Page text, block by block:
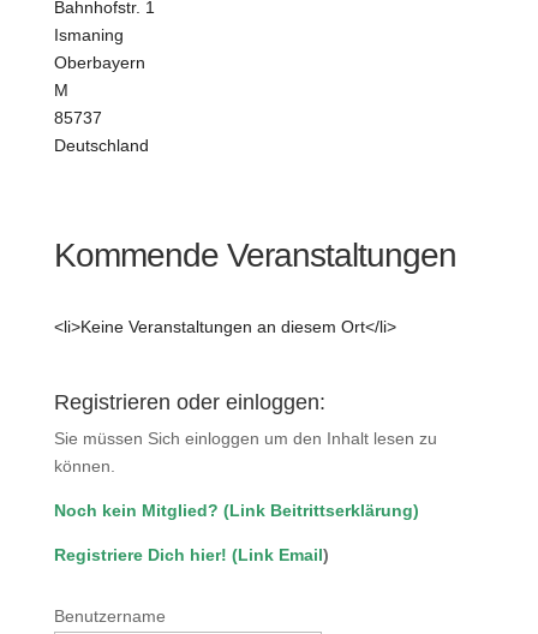
Bahnhofstr. 1
Ismaning
Oberbayern
M
85737
Deutschland
Kommende Veranstaltungen
<li>Keine Veranstaltungen an diesem Ort</li>
Registrieren oder einloggen:
Sie müssen Sich einloggen um den Inhalt lesen zu
können.
Noch kein Mitglied? (Link Beitrittserklärung)
Registriere Dich hier! (Link Email)
Benutzername